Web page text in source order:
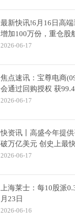
最新快讯!6月16日高
增加100万份，重仓股
中国卫星
2026-06-17
焦点速讯：宝尊电商
会通过回购授权 获
2026-06-17
快资讯丨高盛今年提
破万亿美元 创史上最
2026-06-17
上海莱士：每10股派
月23日
2026-06-16